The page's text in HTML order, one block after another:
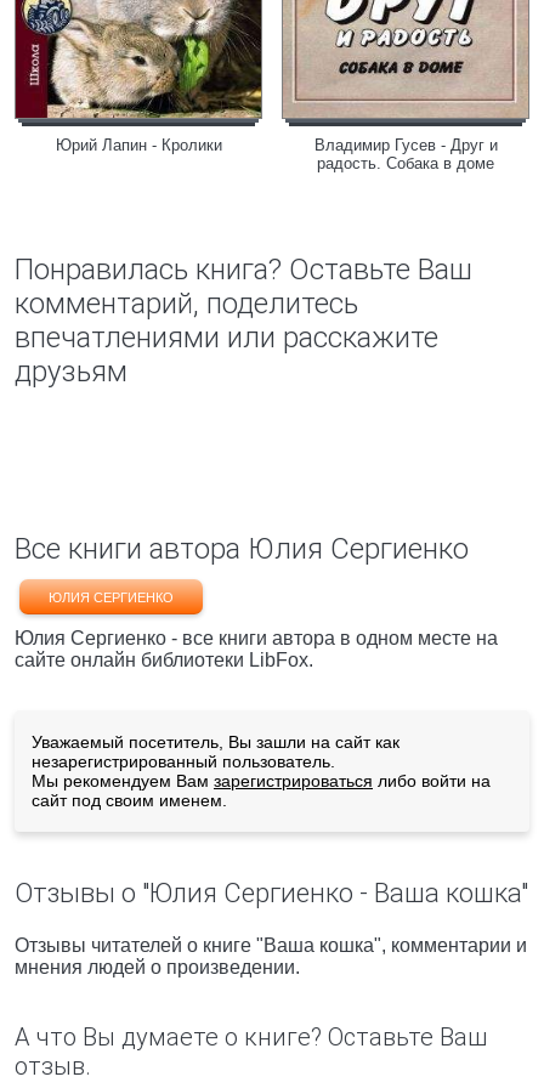
Юрий Лапин - Кролики
Владимир Гусев - Друг и
радость. Собака в доме
Понравилась книга? Оставьте Ваш
комментарий, поделитесь
впечатлениями или расскажите
друзьям
Все книги автора Юлия Сергиенко
ЮЛИЯ СЕРГИЕНКО
Юлия Сергиенко - все книги автора в одном месте на
сайте онлайн библиотеки LibFox.
Уважаемый посетитель, Вы зашли на сайт как
незарегистрированный пользователь.
Мы рекомендуем Вам зарегистрироваться либо войти на
сайт под своим именем.
Отзывы о "Юлия Сергиенко - Ваша кошка"
Отзывы читателей о книге "Ваша кошка", комментарии и
мнения людей о произведении.
А что Вы думаете о книге? Оставьте Ваш
отзыв.